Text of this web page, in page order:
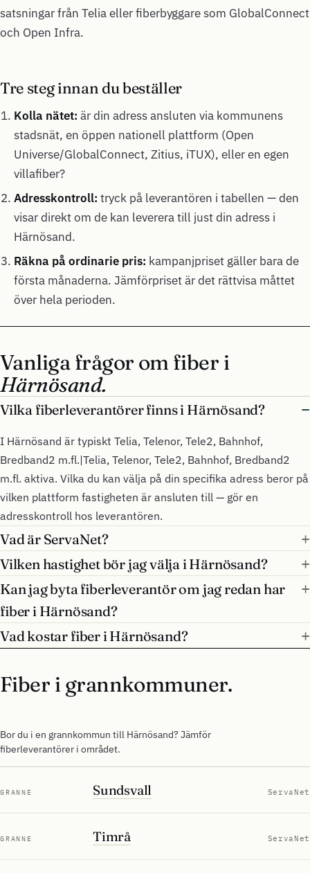
satsningar från Telia eller fiberbyggare som GlobalConnect
och Open Infra.
Tre steg innan du beställer
Kolla nätet: är din adress ansluten via kommunens
stadsnät, en öppen nationell plattform (Open
Universe/GlobalConnect, Zitius, iTUX), eller en egen
villafiber?
Adresskontroll: tryck på leverantören i tabellen — den
visar direkt om de kan leverera till just din adress i
Härnösand.
Räkna på ordinarie pris: kampanjpriset gäller bara de
första månaderna. Jämförpriset är det rättvisa måttet
över hela perioden.
Vanliga frågor om fiber i
Härnösand.
Vilka fiberleverantörer finns i Härnösand?
I Härnösand är typiskt Telia, Telenor, Tele2, Bahnhof,
Bredband2 m.fl.|Telia, Telenor, Tele2, Bahnhof, Bredband2
m.fl. aktiva. Vilka du kan välja på din specifika adress beror på
vilken plattform fastigheten är ansluten till — gör en
adresskontroll hos leverantören.
Vad är ServaNet?
Vilken hastighet bör jag välja i Härnösand?
Kan jag byta fiberleverantör om jag redan har
fiber i Härnösand?
Vad kostar fiber i Härnösand?
Fiber i grannkommuner.
Bor du i en grannkommun till Härnösand? Jämför
fiberleverantörer i området.
GRANNE Sundsvall ServaNet
GRANNE Timrå ServaNet